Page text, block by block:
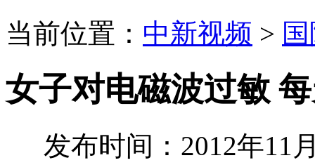
当前位置： 中新视频 >
女子对电磁波过敏
发布时间：2012年11